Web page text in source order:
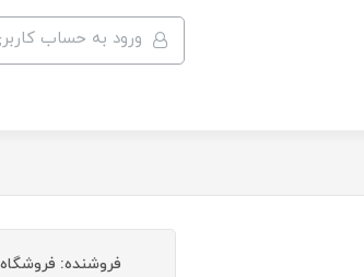
ورود به حساب
فروشنده: فروشگاه